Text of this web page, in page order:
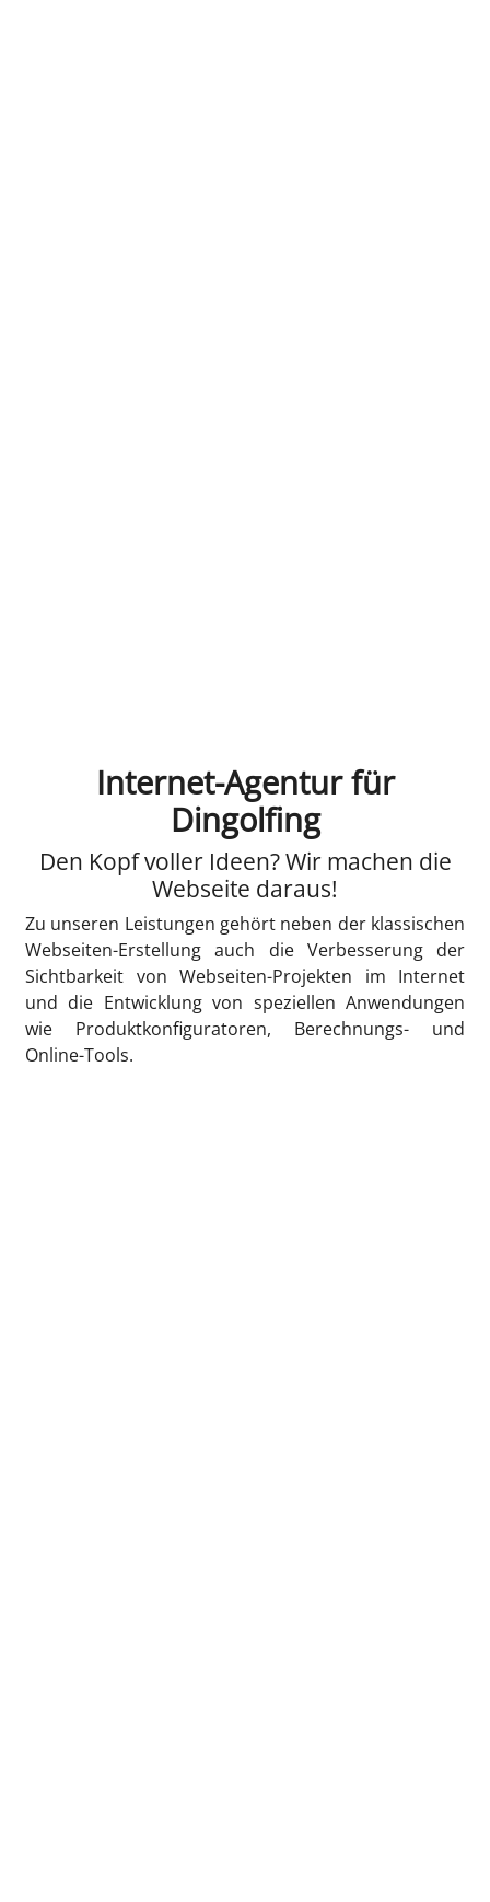
Internet-Agentur für
Dingolfing
Den Kopf voller Ideen? Wir machen die
Webseite daraus!
Zu unseren Leistungen gehört neben der klassischen
Webseiten-Erstellung auch die Verbesserung der
Sichtbarkeit von Webseiten-Projekten im Internet
und die Entwicklung von speziellen Anwendungen
wie Produktkonfiguratoren, Berechnungs- und
Online-Tools.